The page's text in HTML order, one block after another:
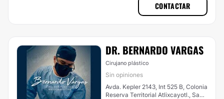
CONTACTAR
DR. BERNARDO VARGAS
Cirujano plástico
Sin opiniones
Avda. Kepler 2143, Int 525 B, Colonia
Reserva Territorial Atlixcayotl., San